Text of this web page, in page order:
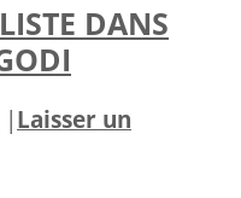
DANS
|Laisser un